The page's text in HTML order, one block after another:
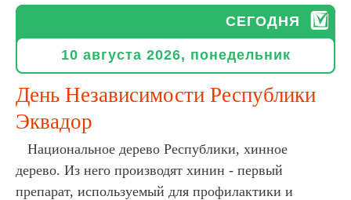
СЕГОДНЯ
10 августа 2026, понедельник
День Независимости Республики
Эквадор
Национальное дерево Республики, хинное
дерево. Из него производят хинин - первый
препарат, используемый для профилактики и